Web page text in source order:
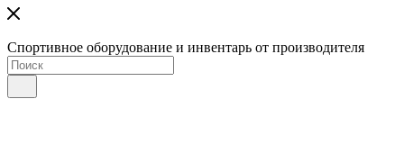
Спортивное оборудование и инвентарь от производителя